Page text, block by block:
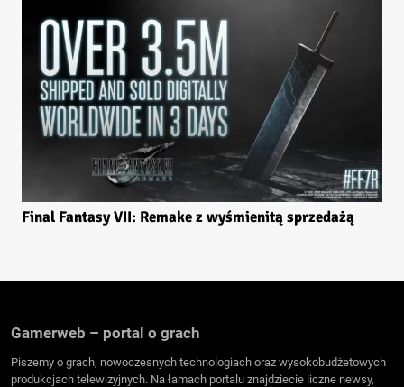
Final Fantasy VII: Remake z wyśmienitą sprzedażą
Gamerweb – portal o grach
Piszemy o grach, nowoczesnych technologiach oraz wysokobudżetowych
produkcjach telewizyjnych. Na łamach portalu znajdziecie liczne newsy,